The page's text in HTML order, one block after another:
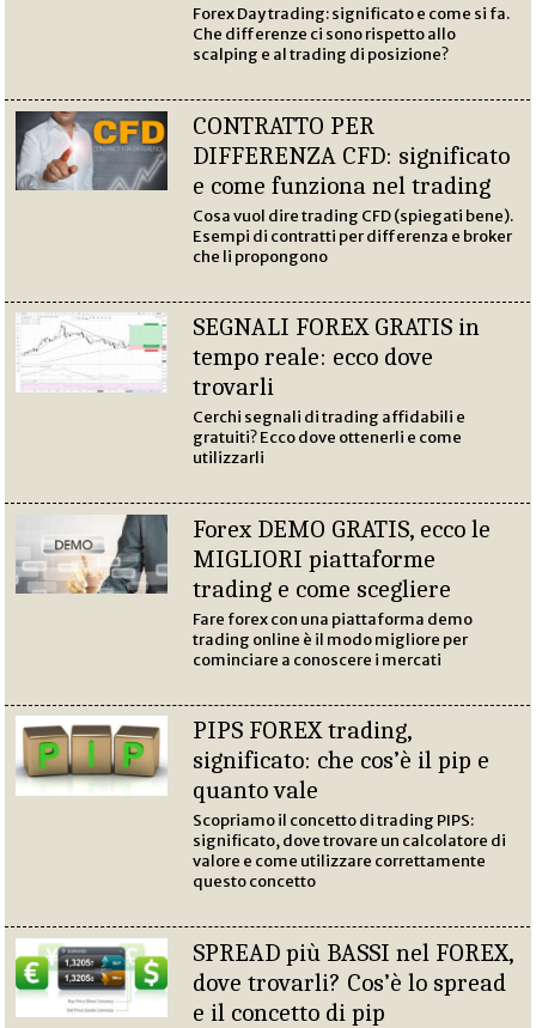
Forex Day trading: significato e come si fa.
Che differenze ci sono rispetto allo
scalping e al trading di posizione?
CONTRATTO PER
DIFFERENZA CFD: significato
e come funziona nel trading
Cosa vuol dire trading CFD (spiegati bene).
Esempi di contratti per differenza e broker
che li propongono
SEGNALI FOREX GRATIS in
tempo reale: ecco dove
trovarli
Cerchi segnali di trading affidabili e
gratuiti? Ecco dove ottenerli e come
utilizzarli
Forex DEMO GRATIS, ecco le
MIGLIORI piattaforme
trading e come scegliere
Fare forex con una piattaforma demo
trading online è il modo migliore per
cominciare a conoscere i mercati
PIPS FOREX trading,
significato: che cos’è il pip e
quanto vale
Scopriamo il concetto di trading PIPS:
significato, dove trovare un calcolatore di
valore e come utilizzare correttamente
questo concetto
SPREAD più BASSI nel FOREX,
dove trovarli? Cos’è lo spread
e il concetto di pip